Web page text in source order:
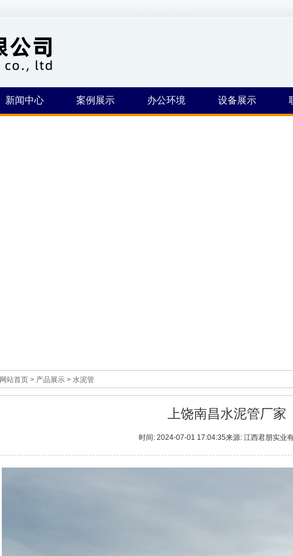
新闻中心 案例展示 办公环境 设备展示
网站首页 > 产品展示 > 水泥管
上饶南昌水泥管厂家
时间: 2024-07-01 17:04:35来源: 江西君朋实业